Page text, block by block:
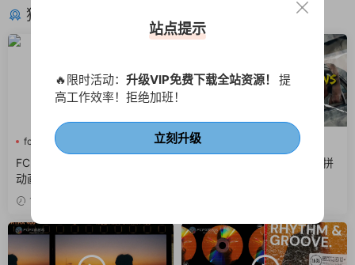
猜你喜欢
fcpx字幕
商务风
FCPX插件 12组名言引用文字
动画书名号简约干净字幕
1小时前
fcpx图形动画
fcpx转场
撕纸
FCPX插件 10组横竖版撕纸拼
站点提示
🔥限时活动： 升级VIP免费下载全站资源！ 提
高工作效率！拒绝加班！
立刻升级